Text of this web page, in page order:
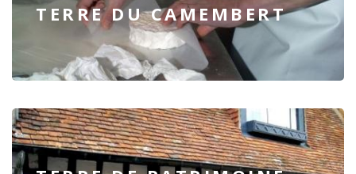
TERRE DU CAMEMBERT